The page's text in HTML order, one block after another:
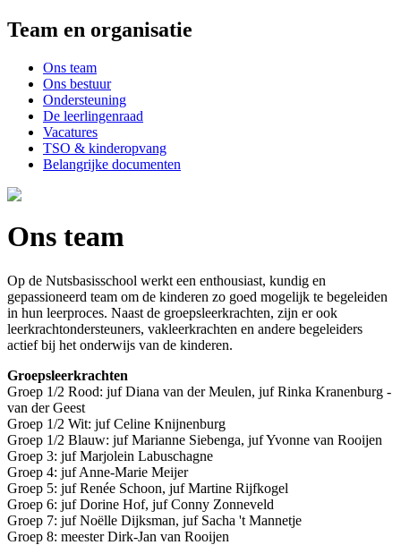
Team en organisatie
Ons team
Ons bestuur
Ondersteuning
De leerlingenraad
Vacatures
TSO & kinderopvang
Belangrijke documenten
Ons team
Op de Nutsbasisschool werkt een enthousiast, kundig en
gepassioneerd team om de kinderen zo goed mogelijk te begeleiden
in hun leerproces. Naast de groepsleerkrachten, zijn er ook
leerkrachtondersteuners, vakleerkrachten en andere begeleiders
actief bij het onderwijs van de kinderen.
Groepsleerkrachten
Groep 1/2 Rood: juf Diana van der Meulen, juf Rinka Kranenburg -
van der Geest
Groep 1/2 Wit: juf Celine Knijnenburg
Groep 1/2 Blauw: juf Marianne Siebenga, juf Yvonne van Rooijen
Groep 3: juf Marjolein Labuschagne
Groep 4: juf Anne-Marie Meijer
Groep 5: juf Renée Schoon, juf Martine Rijfkogel
Groep 6: juf Dorine Hof, juf Conny Zonneveld
Groep 7: juf Noëlle Dijksman, juf Sacha 't Mannetje
Groep 8: meester Dirk-Jan van Rooijen